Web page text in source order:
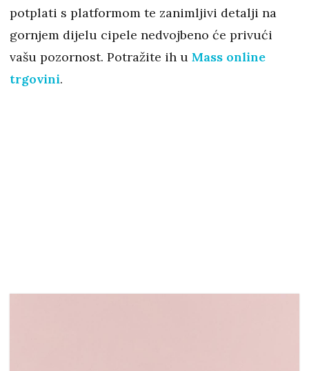
potplati s platformom te zanimljivi detalji na
gornjem dijelu cipele nedvojbeno će privući
vašu pozornost. Potražite ih u Mass online
trgovini.